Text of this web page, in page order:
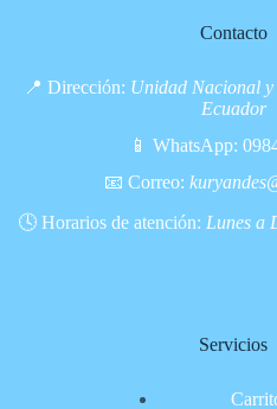
Contacto
📍 Dirección: Unidad Nacional y
Ecuador
📱 WhatsApp:
📧 Correo:
🕓 Horarios de atención: Lunes a
Servicios